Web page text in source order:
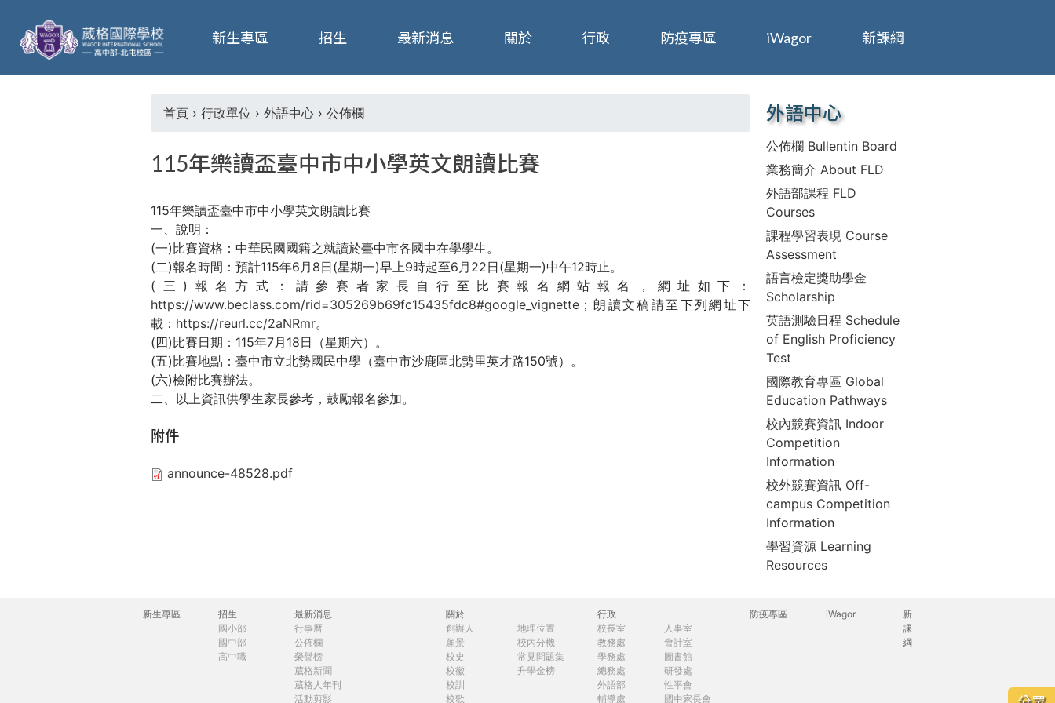
葳
格
在
這
裡
首頁 › 行政單位 › 外語中心 › 公佈欄
115年樂讀盃臺中市中小學英文朗讀比賽
115年樂讀盃臺中市中小學英文朗讀比賽
一、說明：
(一)比賽資格：中華民國國籍之就讀於臺中市各國中在學學生。
(二)報名時間：預計115年6月8日(星期一)早上9時起至6月22日(星期一)中午12時止。
(三)報名方式：請參賽者家長自行至比賽報名網站報名，網址如下：
https://www.beclass.com/rid=305269b69fc15435fdc8#google_vignette ；朗讀文稿請至下列網址下
載： https://reurl.cc/2aNRmr。
(四)比賽日期：115年7月18日（星期六）。
(五)比賽地點：臺中市立北勢國民中學（臺中市沙鹿區北勢里英才路150號）。
(六)檢附比賽辦法。
二、以上資訊供學生家長參考，鼓勵報名參加。
附件
announce-48528.pdf
新生專區 招生 最新消息 關於 行政 防疫專區 iWagor 新課綱
外語中心
公佈欄 Bullentin Board
業務簡介 About FLD
外語部課程 FLD
Courses
課程學習表現 Course
Assessment
語言檢定獎助學金
Scholarship
英語測驗日程 Schedule
of English Proficiency
Test
國際教育專區 Global
Education Pathways
校內競賽資訊 Indoor
Competition
Information
校外競賽資訊 Off-
campus Competition
Information
學習資源 Learning
Resources
主
新生專區
招生
國小部
國中部
高中職
最新消息
行事曆
公佈欄
榮譽榜
葳格新聞
葳格人年刊
活動剪影
關於
創辦人
願景
校史
校徽
校訓
校歌
地理位置
校內分機
常見問題集
升學金榜
行政
校長室
教務處
學務處
總務處
外語部
輔導處
人事室
會計室
圖書館
研發處
性平會
國中家長會
防疫專區 iWagor
新
課
綱